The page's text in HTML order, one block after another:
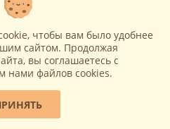
чтобы вам было удобнее
сайтом. Продолжая
вы соглашаетесь c
нами файлов cookies.